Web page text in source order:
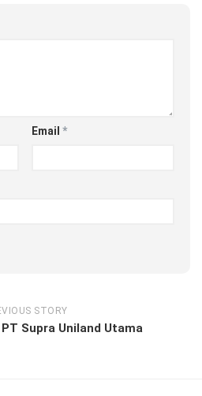
Email *
STORY
Supra Uniland Utama